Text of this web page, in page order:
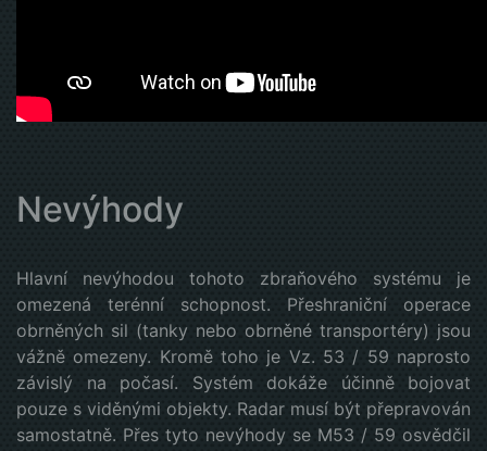
Nevýhody
Hlavní nevýhodou tohoto zbraňového systému je
omezená terénní schopnost. Přeshraniční operace
obrněných sil (tanky nebo obrněné transportéry) jsou
vážně omezeny. Kromě toho je Vz. 53 / 59 naprosto
závislý na počasí. Systém dokáže účinně bojovat
pouze s viděnými objekty. Radar musí být přepravován
samostatně. Přes tyto nevýhody se M53 / 59 osvědčil